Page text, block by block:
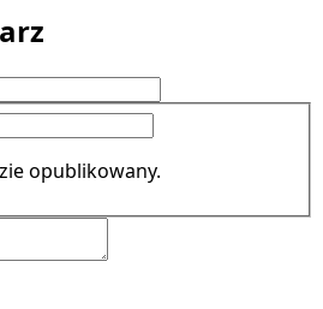
opublikowany.